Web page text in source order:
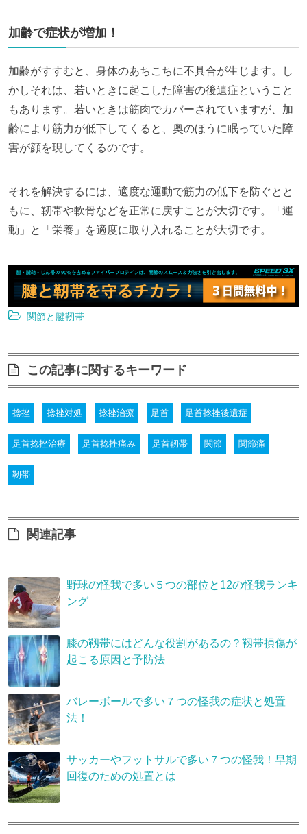
加齢で症状が増加！
加齢がすすむと、身体のあちこちに不具合が生じます。し
かしそれは、若いときに起こした障害の後遺症ということ
もあります。若いときは筋肉でカバーされていますが、加
齢により筋力が低下してくると、奥のほうに眠っていた障
害が顔を現してくるのです。
それを解決するには、適度な運動で筋力の低下を防ぐとと
もに、靭帯や軟骨などを正常に戻すことが大切です。「運
動」と「栄養」を適度に取り入れることが大切です。
関節と腱靭帯
この記事に関するキーワード
捻挫 捻挫対処 捻挫治療 足首 足首捻挫後遺症
足首捻挫治療 足首捻挫痛み 足首靭帯 関節 関節痛
靭帯
関連記事
野球の怪我で多い５つの部位と12の怪我ランキ
ング
膝の靱帯にはどんな役割があるの？靱帯損傷が
起こる原因と予防法
バレーボールで多い７つの怪我の症状と処置
法！
サッカーやフットサルで多い７つの怪我！早期
回復のための処置とは